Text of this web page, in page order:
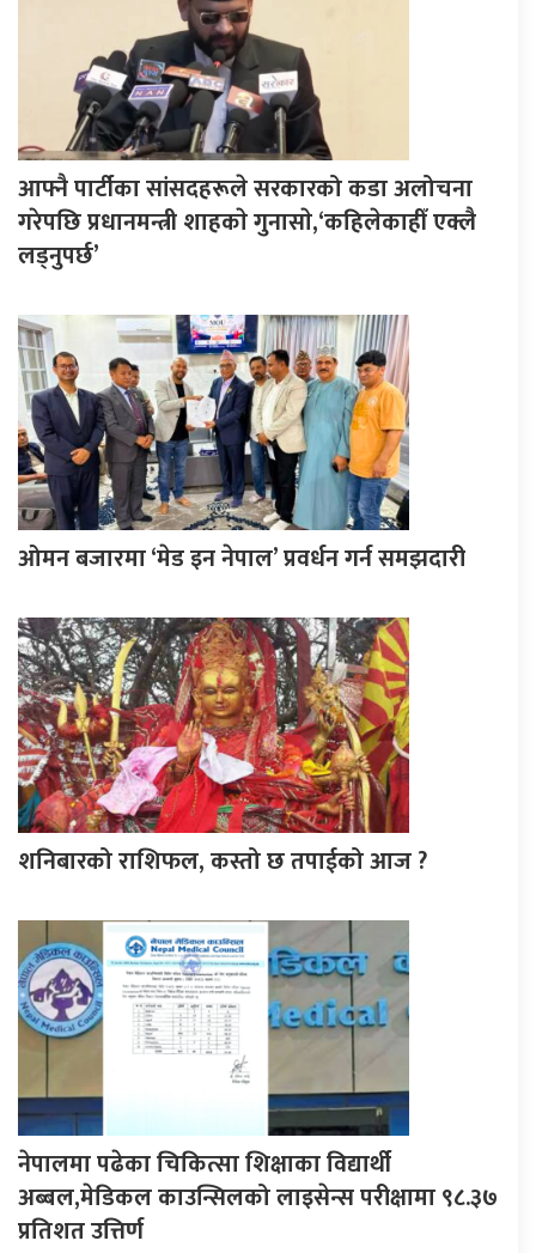
आफ्नै पार्टीका सांसदहरूले सरकारको कडा अलोचना
गरेपछि प्रधानमन्त्री शाहकाे गुनासाे,‘कहिलेकाहीँ एक्लै
लड्नुपर्छ’
ओमन बजारमा ‘मेड इन नेपाल’ प्रवर्धन गर्न समझदारी
शनिबारको राशिफल, कस्तो छ तपाईको आज ?
नेपालमा पढेका चिकित्सा शिक्षाका विद्यार्थी
अब्बल,मेडिकल काउन्सिलको लाइसेन्स परीक्षामा ९८.३७
प्रतिशत उत्तिर्ण